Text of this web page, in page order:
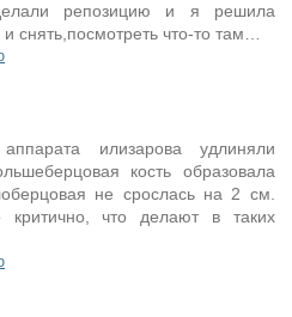
репозицию и я решила
и снять,посмотреть что-то там…
илизарова удлиняли
кость образовала
не срослась на 2 см.
критично, что делают в таких